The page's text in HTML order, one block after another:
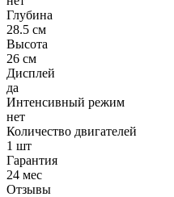
Глубина
28.5 см
Высота
26 см
Дисплей
да
Интенсивный режим
нет
Количество двигателей
1 шт
Гарантия
24 мес
Отзывы